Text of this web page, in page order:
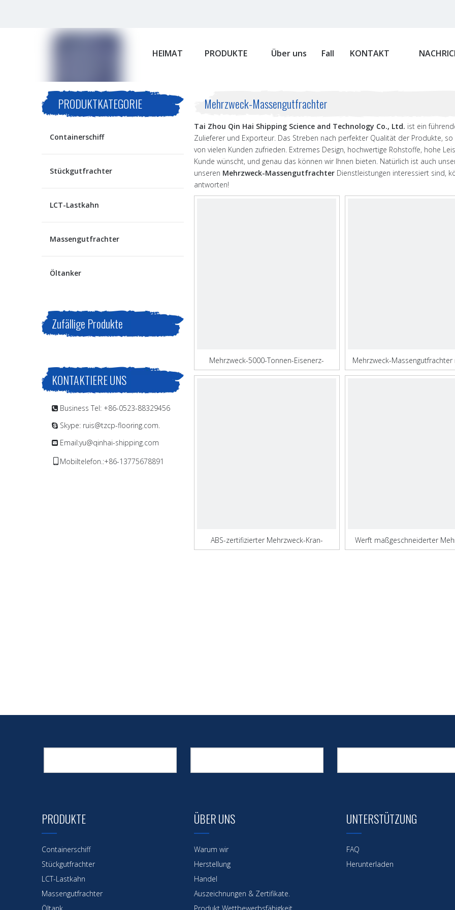
HEIMAT PRODUKTE Über uns Fall KONTAKT
PRODUKTKATEGORIE
Containerschiff
Stückgutfrachter
LCT-Lastkahn
Massengutfrachter
Öltanker
Zufällige Produkte
KONTAKTIERE UNS
 Business Tel: +86-0523-88329456
 Skype: ruis@tzcp-flooring.com.
 Email:yu@qinhai-shipping.com
Mobiltelefon.:+86-13775678891
Mehrzweck-Massengutfrachter
Tai Zhou Qin Hai Shipping Science and Technology Co., Ltd. ist ein
Zulieferer und Exporteur. Das Streben nach perfekter Qualität der Produkte, so
von vielen Kunden zufrieden. Extremes Design, hochwertige Rohstoffe, hohe
Kunde wünscht, und genau das können wir Ihnen bieten. Natürlich ist auch
unseren Mehrzweck-Massengutfrachter Dienstleistungen interessiert sind,
antworten!
Mehrzweck-5000-Tonnen-Eisenerz-
Massengutfrachter
Mehrzweck-Massengutfrachter
Zertifizierung zum
ABS-zertifizierter Mehrzweck-Kran-
Massengutfrachter
Werft maßgeschneiderter
Massengutfrachter für
PRODUKTE
Containerschiff
Stückgutfrachter
LCT-Lastkahn
Massengutfrachter
ÜBER UNS
Warum wir
Herstellung
Handel
Auszeichnungen & Zertifikate.
UNTERSTÜTZUNG
FAQ
Herunterladen